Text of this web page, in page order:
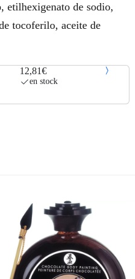
etilhexigenato de sodio,
tocoferilo, aceite de
12,81€
en stock